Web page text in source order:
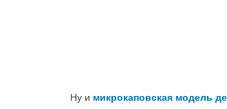
Ну и микрокаповская модель